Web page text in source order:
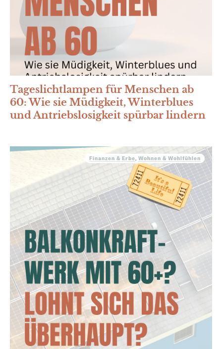
Tageslichtlampen für Menschen ab
60: Wie sie Müdigkeit, Winterblues
und Antriebslosigkeit spürbar lindern
Finanzen & Erbe, Wohnen & Wohlfühlen